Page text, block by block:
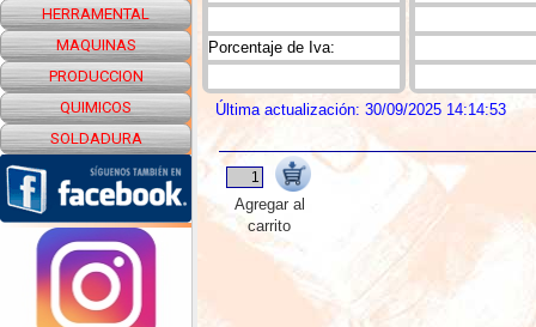
HERRAMENTAL
MAQUINAS
PRODUCCION
QUIMICOS
SOLDADURA
Porcentaje de Iva:
Última actualización: 30/09/2025 14:14:53
Agregar al
carrito